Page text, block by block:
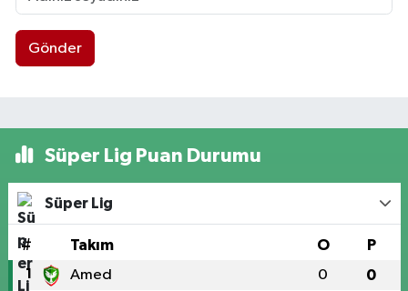
Gönder
Süper Lig Puan Durumu
Süper Lig
# Takım O P
1 Amed 0 0